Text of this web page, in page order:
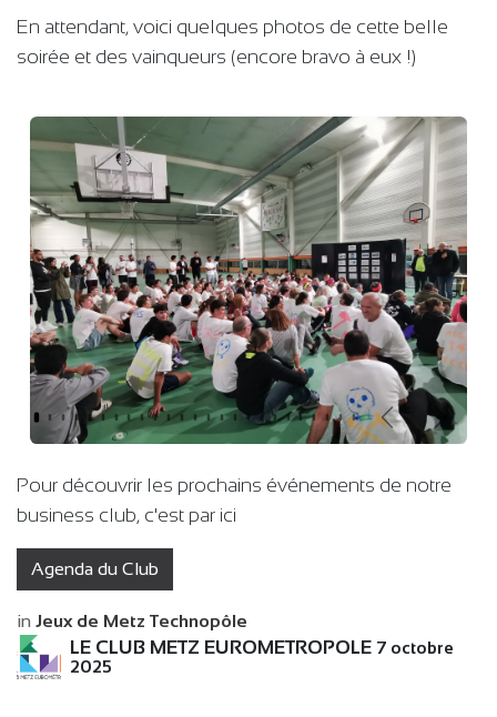
En attendant, voici quelques photos de cette belle
soirée et des vainqueurs (encore bravo à eux !)
Précédent
Pour découvrir les prochains événements de notre
business club, c'est par ici
Agenda du Club
in Jeux de Metz Technopôle
LE CLUB METZ EUROMETROPOLE 7 octobre
2025